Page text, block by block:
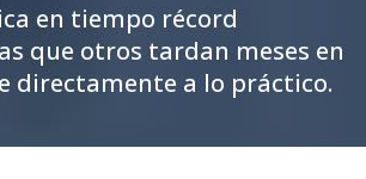
en tiempo récord
que otros tardan meses en
directamente a lo práctico.